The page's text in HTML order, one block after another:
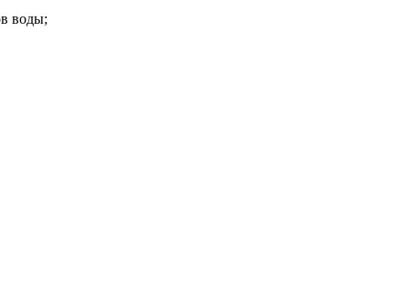
воды;